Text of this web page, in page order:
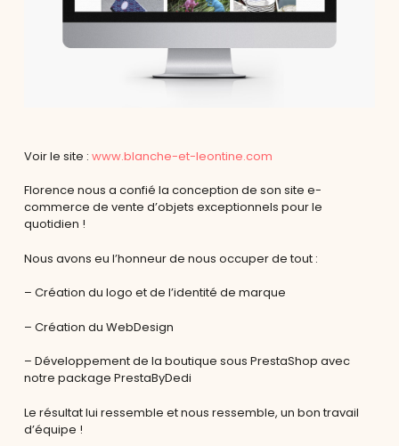
Voir le site : www.blanche-et-leontine.com
Florence nous a confié la conception de son site e-
commerce de vente d’objets exceptionnels pour le
quotidien !
Nous avons eu l’honneur de nous occuper de tout :
– Création du logo et de l’identité de marque
– Création du WebDesign
– Développement de la boutique sous PrestaShop avec
notre package PrestaByDedi
Le résultat lui ressemble et nous ressemble, un bon travail
d’équipe !